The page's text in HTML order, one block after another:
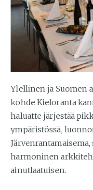
Ylellinen ja Suomen
kohde Kieloranta
haluatte järjestää
ympäristössä,
harmoninen
ainutlaatuisen.